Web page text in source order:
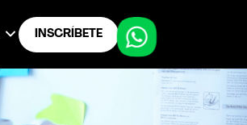
INSCRÍBETE